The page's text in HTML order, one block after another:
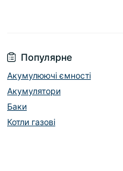
Популярне
Акумулюючі ємності
Акумулятори
Баки
Котли газові